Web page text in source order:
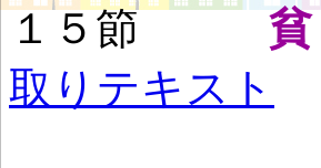
１５節
取りテキスト